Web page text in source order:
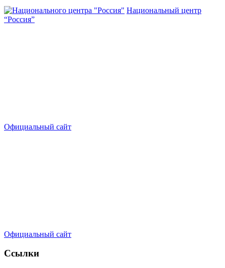
Национальный центр
“Россия”
Официальный сайт
Официальный сайт
Ссылки